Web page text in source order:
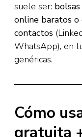
suele ser:
online baratos
contactos
WhatsApp), en
genéricas.
Cómo
gratuita